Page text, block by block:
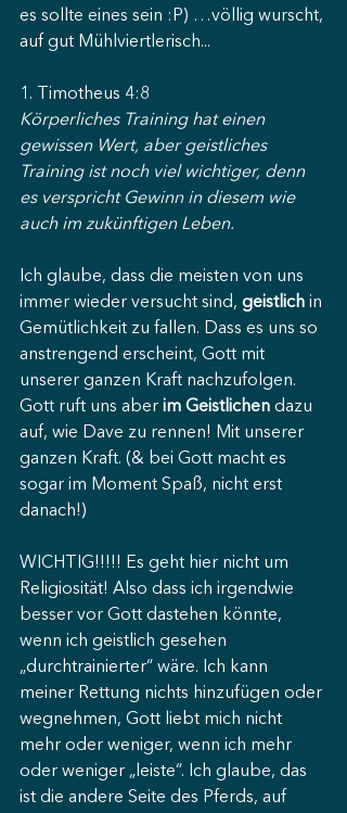
es sollte eines sein :P) …völlig wurscht,
auf gut Mühlviertlerisch...
1. Timotheus 4:8
Körperliches Training hat einen
gewissen Wert, aber geistliches
Training ist noch viel wichtiger, denn
es verspricht Gewinn in diesem wie
auch im zukünftigen Leben.
Ich glaube, dass die meisten von uns
immer wieder versucht sind, geistlich in
Gemütlichkeit zu fallen. Dass es uns so
anstrengend erscheint, Gott mit
unserer ganzen Kraft nachzufolgen.
Gott ruft uns aber im Geistlichen dazu
auf, wie Dave zu rennen! Mit unserer
ganzen Kraft. (& bei Gott macht es
sogar im Moment Spaß, nicht erst
danach!)
WICHTIG!!!!! Es geht hier nicht um
Religiosität! Also dass ich irgendwie
besser vor Gott dastehen könnte,
wenn ich geistlich gesehen
„durchtrainierter“ wäre. Ich kann
meiner Rettung nichts hinzufügen oder
wegnehmen, Gott liebt mich nicht
mehr oder weniger, wenn ich mehr
oder weniger „leiste“. Ich glaube, das
ist die andere Seite des Pferds, auf